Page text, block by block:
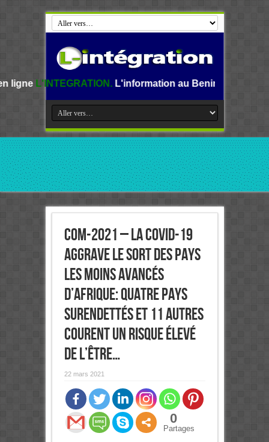
L'information au Benin, en Afrique et dans le
CoM-2021 – La COVID-19
aggrave le sort des Pays
les moins avancés
d’Afrique: Quatre pays
surendettés et 11 autres
courent un risque élevé
de l’être…
22 mars 2021
0
Partages